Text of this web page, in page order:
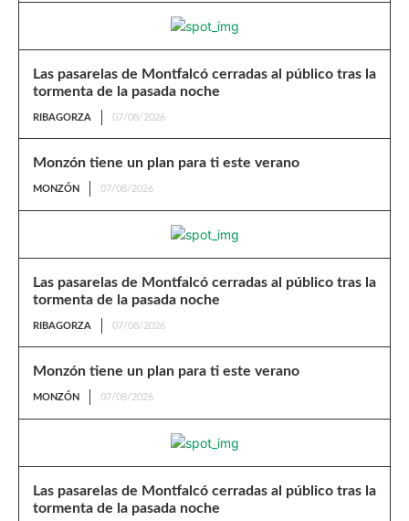
Las pasarelas de Montfalcó cerradas al público tras la
tormenta de la pasada noche
RIBAGORZA 07/08/2026
Monzón tiene un plan para ti este verano
MONZÓN 07/08/2026
Las pasarelas de Montfalcó cerradas al público tras la
tormenta de la pasada noche
RIBAGORZA 07/08/2026
Monzón tiene un plan para ti este verano
MONZÓN 07/08/2026
Las pasarelas de Montfalcó cerradas al público tras la
tormenta de la pasada noche